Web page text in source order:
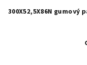
300X52,5X86N gumový